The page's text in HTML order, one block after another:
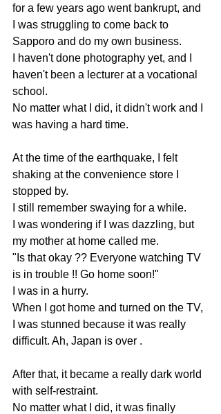
for a few years ago went bankrupt, and
I was struggling to come back to
Sapporo and do my own business.
I haven't done photography yet, and I
haven't been a lecturer at a vocational
school.
No matter what I did, it didn't work and I
was having a hard time.
At the time of the earthquake, I felt
shaking at the convenience store I
stopped by.
I still remember swaying for a while.
I was wondering if I was dazzling, but
my mother at home called me.
"Is that okay ?? Everyone watching TV
is in trouble !! Go home soon!"
I was in a hurry.
When I got home and turned on the TV,
I was stunned because it was really
difficult. Ah, Japan is over .
After that, it became a really dark world
with self-restraint.
No matter what I did, it was finally